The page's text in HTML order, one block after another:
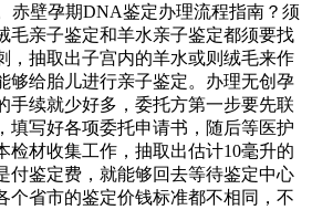
赤壁孕期DNA鉴定办理流程指南？须
毛亲子鉴定和羊水亲子鉴定都须要找
，抽取出子宫内的羊水或则绒毛来作
够给胎儿进行亲子鉴定。办理无创孕
手续就少好多，委托方第一步要先联
填写好各项委托申请书，随后等医护
检材收集工作，抽取出估计10毫升的
付鉴定费，就能够回去等待鉴定中心
个省市的鉴定价钱标准都不相同，不